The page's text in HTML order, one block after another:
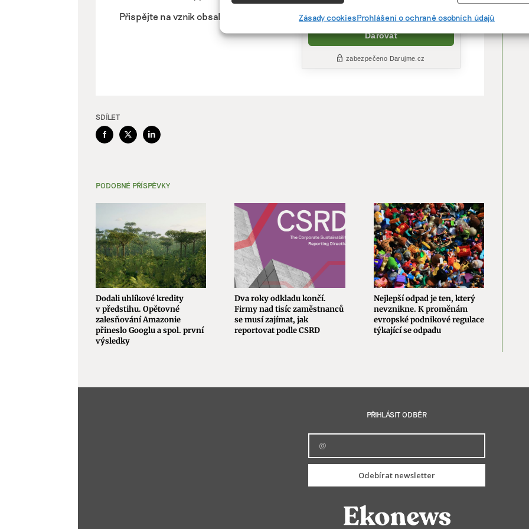
zařízení, Identifikace zařízení na základě automaticky přenášených
Používání přesných údajů o zeměpisné poloze, Identifikace zařízení na
Zásady cookiesProhlášení o ochraně osobních údajů
Přispějte na vznik obsahu.
SDÍLET
Facebook
X LinkedIn
PODOBNÉ PŘÍSPĚVKY
Dodali uhlíkové kredity
v předstihu. Opětovné
zalesňování Amazonie
přineslo Googlu a spol. první
výsledky
Dva roky odkladu končí.
Firmy nad tisíc zaměstnanců
se musí zajímat, jak
reportovat podle CSRD
Nejlepší odpad je ten, který
nevznikne. K proměnám
evropské podnikové regulace
týkající se odpadu
PŘIHLÁSIT ODBĚR
Odebírat newsletter